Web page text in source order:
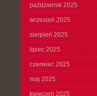
październik 2025
wrzesień 2025
sierpień 2025
lipiec 2025
czerwiec 2025
maj 2025
kwiecień 2025